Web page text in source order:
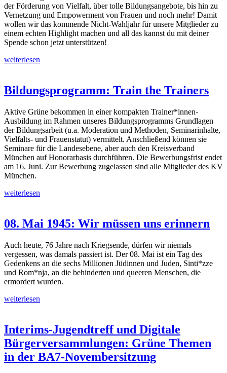
der Förderung von Vielfalt, über tolle Bildungsangebote, bis hin zu
Vernetzung und Empowerment von Frauen und noch mehr! Damit
wollen wir das kommende Nicht-Wahljahr für unsere Mitglieder zu
einem echten Highlight machen und all das kannst du mit deiner
Spende schon jetzt unterstützen!
weiterlesen
Bildungsprogramm: Train the Trainers
Aktive Grüne bekommen in einer kompakten Trainer*innen-
Ausbildung im Rahmen unseres Bildungsprogramms Grundlagen
der Bildungsarbeit (u.a. Moderation und Methoden, Seminarinhalte,
Vielfalts- und Frauenstatut) vermittelt. Anschließend können sie
Seminare für die Landesebene, aber auch den Kreisverband
München auf Honorarbasis durchführen. Die Bewerbungsfrist endet
am 16. Juni. Zur Bewerbung zugelassen sind alle Mitglieder des KV
München.
weiterlesen
08. Mai 1945: Wir müssen uns erinnern
Auch heute, 76 Jahre nach Kriegsende, dürfen wir niemals
vergessen, was damals passiert ist. Der 08. Mai ist ein Tag des
Gedenkens an die sechs Millionen Jüdinnen und Juden, Sinti*zze
und Rom*nja, an die behinderten und queeren Menschen, die
ermordert wurden.
weiterlesen
Interims-Jugendtreff und Digitale
Bürgerversammlungen: Grüne Themen
in der BA7-Novembersitzung